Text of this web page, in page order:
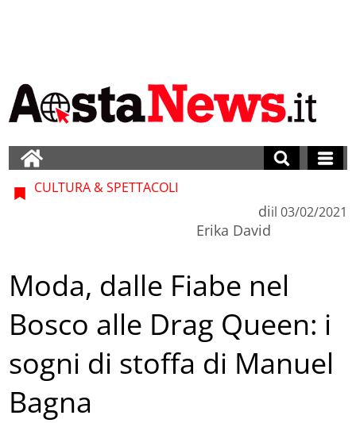
CULTURA & SPETTACOLI
di
Erika David
il 03/02/2021
Moda, dalle Fiabe nel
Bosco alle Drag Queen: i
sogni di stoffa di Manuel
Bagna